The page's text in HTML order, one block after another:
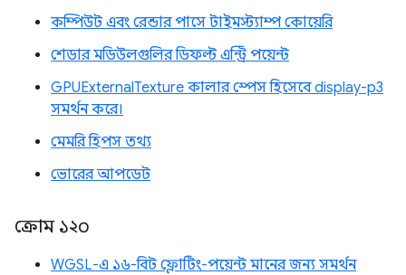
কম্পিউট এবং রেন্ডার পাসে টাইমস্ট্যাম্প কোয়েরি
শেডার মডিউলগুলির ডিফল্ট এন্ট্রি পয়েন্ট
GPUExternalTexture কালার স্পেস হিসেবে display-p3
সমর্থন করে।
মেমরি হিপস তথ্য
ভোরের আপডেট
ক্রোম ১২০
WGSL-এ ১৬-বিট ফ্লোটিং-পয়েন্ট মানের জন্য সমর্থন